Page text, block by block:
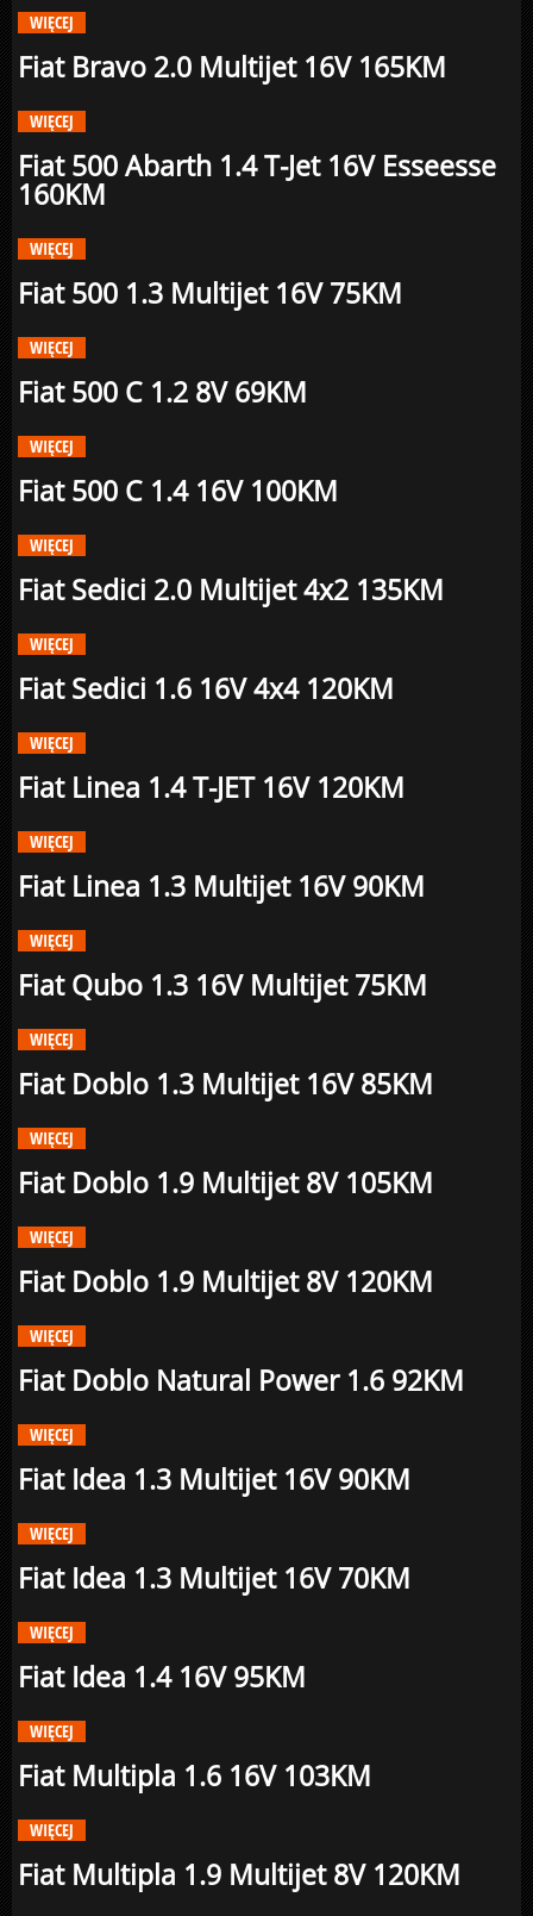
WIĘCEJ
Fiat Bravo 2.0 Multijet 16V 165KM
WIĘCEJ
Fiat 500 Abarth 1.4 T-Jet 16V Esseesse
160KM
WIĘCEJ
Fiat 500 1.3 Multijet 16V 75KM
WIĘCEJ
Fiat 500 C 1.2 8V 69KM
WIĘCEJ
Fiat 500 C 1.4 16V 100KM
WIĘCEJ
Fiat Sedici 2.0 Multijet 4x2 135KM
WIĘCEJ
Fiat Sedici 1.6 16V 4x4 120KM
WIĘCEJ
Fiat Linea 1.4 T-JET 16V 120KM
WIĘCEJ
Fiat Linea 1.3 Multijet 16V 90KM
WIĘCEJ
Fiat Qubo 1.3 16V Multijet 75KM
WIĘCEJ
Fiat Doblo 1.3 Multijet 16V 85KM
WIĘCEJ
Fiat Doblo 1.9 Multijet 8V 105KM
WIĘCEJ
Fiat Doblo 1.9 Multijet 8V 120KM
WIĘCEJ
Fiat Doblo Natural Power 1.6 92KM
WIĘCEJ
Fiat Idea 1.3 Multijet 16V 90KM
WIĘCEJ
Fiat Idea 1.3 Multijet 16V 70KM
WIĘCEJ
Fiat Idea 1.4 16V 95KM
WIĘCEJ
Fiat Multipla 1.6 16V 103KM
WIĘCEJ
Fiat Multipla 1.9 Multijet 8V 120KM